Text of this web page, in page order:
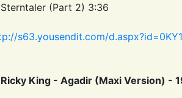
(Part 2) 3:36
s63.yousendit.com/
King - Agadir (Maxi Version) -